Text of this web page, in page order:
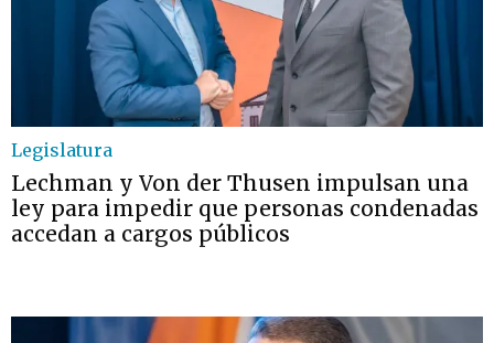
Legislatura
Lechman y Von der Thusen impulsan una
ley para impedir que personas condenadas
accedan a cargos públicos